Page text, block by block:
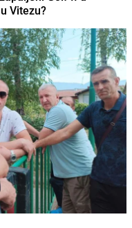
Vitezu?